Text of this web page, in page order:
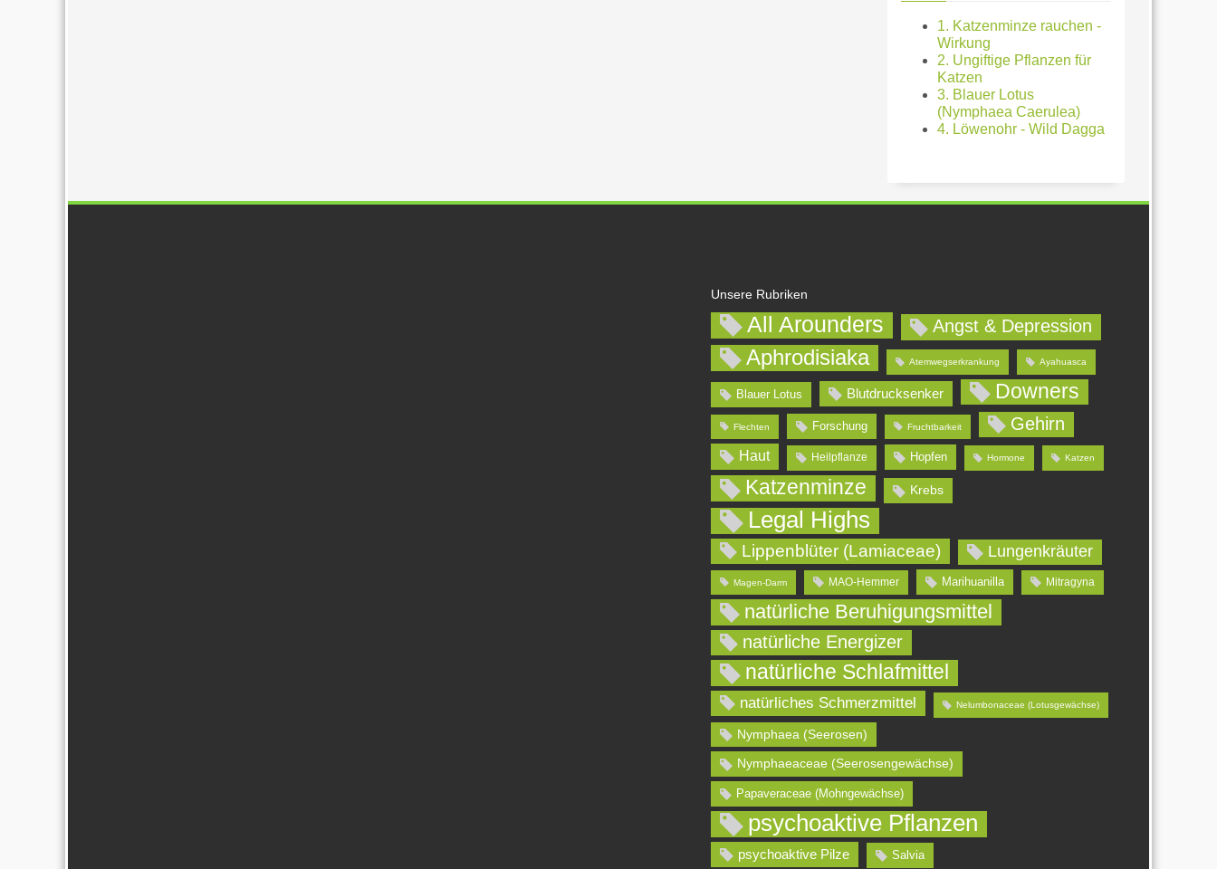
1. Katzenminze rauchen -
Wirkung
2. Ungiftige Pflanzen für
Katzen
3. Blauer Lotus
(Nymphaea Caerulea)
4. Löwenohr - Wild Dagga
Unsere Rubriken
All Arounders Angst & Depression
Aphrodisiaka Atemwegserkrankung Ayahuasca
Blauer Lotus Blutdrucksenker Downers
Flechten Forschung Fruchtbarkeit Gehirn
Haut Heilpflanze Hopfen Hormone Katzen
Katzenminze Krebs
Legal Highs
Lippenblüter (Lamiaceae) Lungenkräuter
Magen-Darm MAO-Hemmer Marihuanilla Mitragyna
natürliche Beruhigungsmittel
natürliche Energizer
natürliche Schlafmittel
natürliches Schmerzmittel Nelumbonaceae (Lotusgewächse)
Nymphaea (Seerosen)
Nymphaeaceae (Seerosengewächse)
Papaveraceae (Mohngewächse)
psychoaktive Pflanzen
psychoaktive Pilze Salvia